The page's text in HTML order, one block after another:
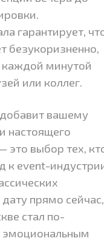
гарантирует,
безукоризненно,
каждой минутой
или коллег.
вашему
настоящего
это выбор тех,
к event-
прямо сейчас,
стал по-
эмоциональным